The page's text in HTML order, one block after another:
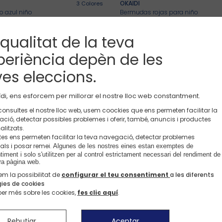
Ver pantalones >
Ver pantalones >
3 Colores
azul niño
OKAIDI
Bermudas rojas para niño
2Colores
para niño
OKAIDI
Bermudas muletón azul marino
3Colores
Bermudas azules con estampado marinero para niño
REBAJAS*
OKAIDI
Bermudas baggy denim azul claro
gris para niño
Bermudas algodón fantasía verde
Bienvenido a Okaidi.es
Español Catalan
de la teva
depèn de les
eleccions.
ens esforcem per millorar el nostre lloc web constantment.
el nostre lloc web, usem coockies que ens permeten facilitar la
detectar possibles problemes i oferir, també, anuncis i productes
ens permeten facilitar la teva navegació, detectar problemes
i posar remei. Algunes de les nostres eines estan exemptes de
i solo s'utilitzen per al control estrictament necessari del rendiment de
pàgina web.
la possibilitat de configurar el teu consentiment a les diferents
de cookies
més sobre les cookies, fes clic aquí.